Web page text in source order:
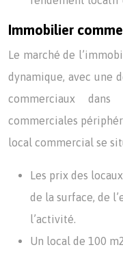
Immobilier
Le marché de
dynamique, avec une
commerciaux
commerciales
local commercial se
Les prix des
de la surface, de
l’activité.
Un local de 100